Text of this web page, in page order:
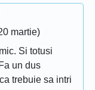
martie)
Si totusi
un dus
trebuie sa intri